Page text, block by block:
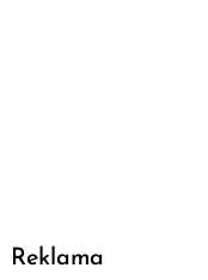
Reklama